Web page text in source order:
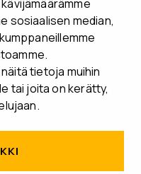
sosiaalisen median,
tietoja muihin
tai joita on kerätty,